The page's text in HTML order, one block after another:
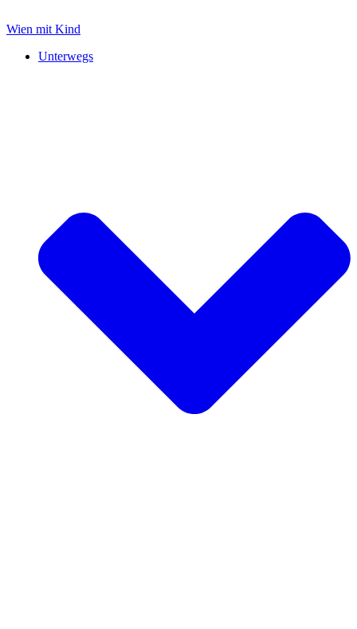
Inhalt
Wien mit Kind
Unterwegs